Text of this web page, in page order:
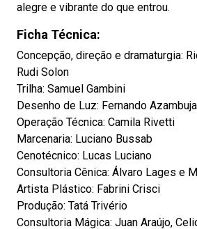
alegre e vibrante do que entrou.
Ficha Técnica:
Concepção, direção e dramaturgia:
Rudi Solon
Trilha: Samuel Gambini
Desenho de Luz: Fernando Azambuja
Operação Técnica: Camila Rivetti
Marcenaria: Luciano Bussab
Cenotécnico: Lucas Luciano
Consultoria Cênica: Álvaro Lages e
Artista Plástico: Fabrini Crisci
Produção: Tatá Trivério
Consultoria Mágica: Juan Araújo,